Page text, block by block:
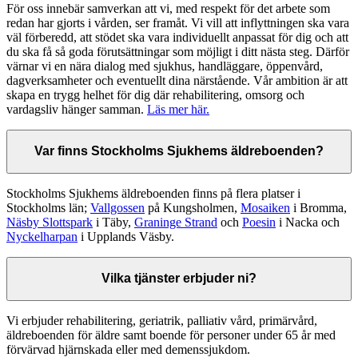
För oss innebär samverkan att vi, med respekt för det arbete som
redan har gjorts i vården, ser framåt. Vi vill att inflyttningen ska vara
väl förberedd, att stödet ska vara individuellt anpassat för dig och att
du ska få så goda förutsättningar som möjligt i ditt nästa steg. Därför
värnar vi en nära dialog med sjukhus, handläggare, öppenvård,
dagverksamheter och eventuellt dina närstående. Vår ambition är att
skapa en trygg helhet för dig där rehabilitering, omsorg och
vardagsliv hänger samman. Läs mer här.
Var finns Stockholms Sjukhems äldreboenden?
Stockholms Sjukhems äldreboenden finns på flera platser i
Stockholms län; Vallgossen på Kungsholmen, Mosaiken i Bromma,
Näsby Slottspark i Täby, Graninge Strand och Poesin i Nacka och
Nyckelharpan i Upplands Väsby.
Vilka tjänster erbjuder ni?
Vi erbjuder rehabilitering, geriatrik, palliativ vård, primärvård,
äldreboenden för äldre samt boende för personer under 65 år med
förvärvad hjärnskada eller med demenssjukdom.